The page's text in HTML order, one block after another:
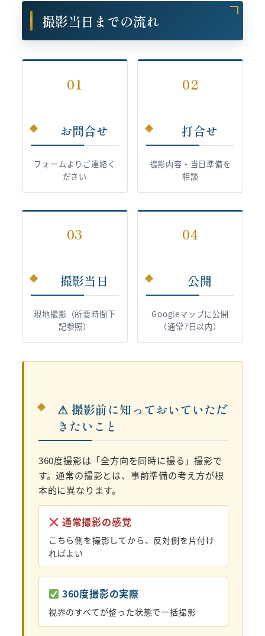
撮影当日までの流れ
01
お問合せ
フォームよりご連絡く
ださい
02
打合せ
撮影内容・当日準備を
相談
03
撮影当日
現地撮影（所要時間下
記参照）
04
公開
Googleマップに公開
（通常7日以内）
⚠ 撮影前に知っておいていただ
きたいこと
360度撮影は「全方向を同時に撮る」撮影で
す。通常の撮影とは、事前準備の考え方が根
本的に異なります。
通常撮影の感覚
こちら側を撮影してから、反対側を片付け
ればよい
360度撮影の実際
視界のすべてが整った状態で一括撮影